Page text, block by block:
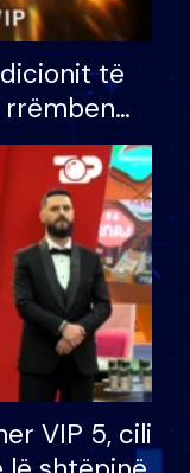
të
rrëmben
eurosh
VIP 5, cili